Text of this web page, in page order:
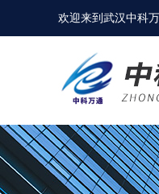
欢迎来到武汉中科